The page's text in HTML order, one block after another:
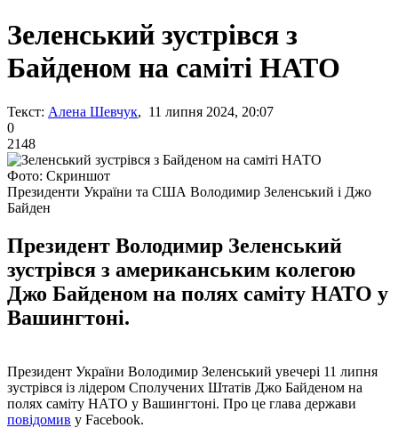
Зеленський зустрівся з
Байденом на саміті НАТО
Текст: Алена Шевчук, 11 липня 2024, 20:07
0
2148
Фото: Скриншот
Президенти України та США Володимир Зеленський і Джо
Байден
Президент Володимир Зеленський
зустрівся з американським колегою
Джо Байденом на полях саміту НАТО у
Вашингтоні.
Президент України Володимир Зеленський увечері 11 липня
зустрівся із лідером Сполучених Штатів Джо Байденом на
полях саміту НАТО у Вашингтоні. Про це глава держави
повідомив у Facebook.